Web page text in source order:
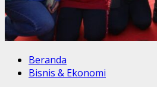
Beranda
Bisnis & Ekonomi